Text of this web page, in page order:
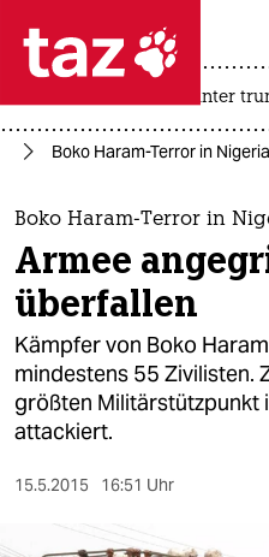
 taz
taz zahl
themen
politik
öko
gesellschaft
kultur
sport
usa unter
Boko Haram-Terror in
Boko Haram-Terror in
Armee
überfallen
Kämpfer von Boko
mindestens 55 Zivilisten.
größten Militärstützpunkt
attackiert.
15.5.2015 16:51 Uhr